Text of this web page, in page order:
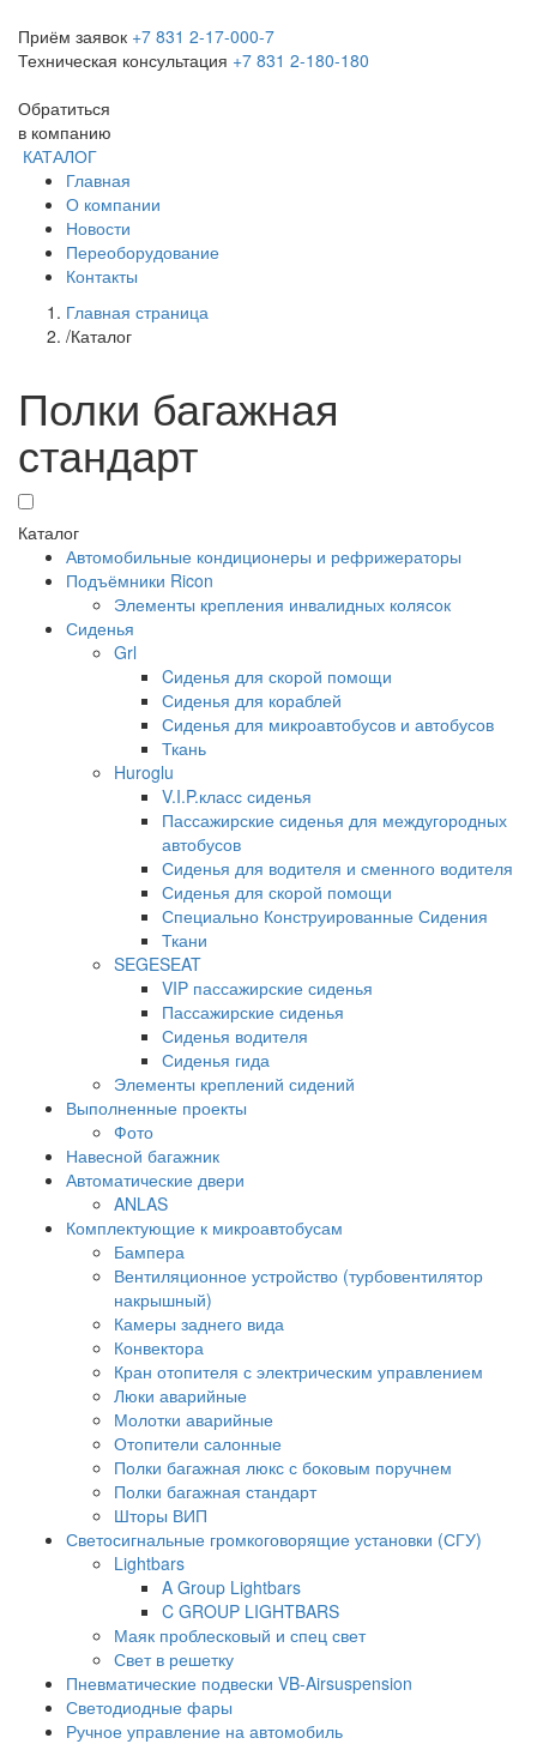
Приём заявок +7 831 2-17-000-7
Техническая консультация +7 831 2-180-180
Обратиться
в компанию
КАТАЛОГ
Главная
О компании
Новости
Переоборудование
Контакты
Главная страница
/Каталог
Полки багажная
стандарт
Каталог
Автомобильные кондиционеры и рефрижераторы
Подъёмники Ricon
Элементы крепления инвалидных колясок
Сиденья
Grl
Cиденья для скорой помощи
Сиденья для кораблей
Сиденья для микроавтобусов и автобусов
Ткань
Huroglu
V.I.P.класс сиденья
Пассажирские сиденья для междугородных
автобусов
Сиденья для водителя и сменного водителя
Сиденья для скорой помощи
Специально Конструированные Сидения
Ткани
SEGESEAT
VIP пассажирские сиденья
Пассажирские сиденья
Сиденья водителя
Сиденья гида
Элементы креплений сидений
Выполненные проекты
Фото
Навесной багажник
Автоматические двери
ANLAS
Комплектующие к микроавтобусам
Бампера
Вентиляционное устройство (турбовентилятор
накрышный)
Камеры заднего вида
Конвектора
Кран отопителя с электрическим управлением
Люки аварийные
Молотки аварийные
Отопители салонные
Полки багажная люкс с боковым поручнем
Полки багажная стандарт
Шторы ВИП
Светосигнальные громкоговорящие установки (СГУ)
Lightbars
A Group Lightbars
C GROUP LIGHTBARS
Маяк проблесковый и спец свет
Свет в решетку
Пневматические подвески VB-Airsuspension
Светодиодные фары
Ручное управление на автомобиль